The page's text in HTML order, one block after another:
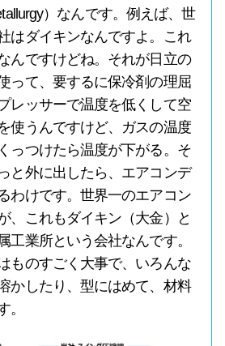
）なんです。例えば、世
はダイキンなんですよ。これ
んですけどね。それが日立の
って、要するに保冷剤の理屈
レッサーで温度を低くして空
使うんですけど、ガスの温度
っつけたら温度が下がる。そ
と外に出したら、エアコンデ
わけです。世界一のエアコン
、これもダイキン（大金）と
工業所という会社なんです。
ものすごく大事で、いろんな
かしたり、型にはめて、材料
。